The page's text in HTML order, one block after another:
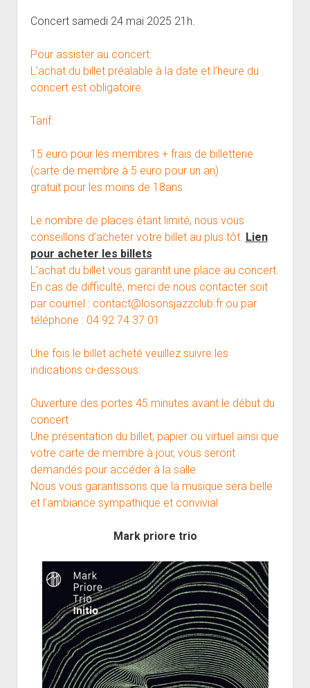
Rencontres départementales
Projection vidéos de jazz
Nos Equipements
Animer une soirée Jazz Club
Participer aux Jam Sessions
Tarifs
Réservation
Contact
Concert samedi 24 mai 2025 21h.
Pour assister au concert:
L’achat du billet préalable à la date et l’heure du
concert est obligatoire.
Tarif:
15 euro pour les membres + frais de billetterie
(carte de membre à 5 euro pour un an)
gratuit pour les moins de 18ans
Le nombre de places étant limité, nous vous
conseillons d’acheter votre billet au plus tôt. Lien
pour acheter les billets
L’achat du billet vous garantit une place au concert.
En cas de difficulté, merci de nous contacter soit
par courriel : contact@losonsjazzclub.fr ou par
téléphone : 04 92 74 37 01
Une fois le billet acheté veuillez suivre les
indications ci-dessous:
Ouverture des portes 45 minutes avant le début du
concert
Une présentation du billet, papier ou virtuel ainsi que
votre carte de membre à jour, vous seront
demandés pour accéder à la salle.
Nous vous garantissons que la musique sera belle
et l’ambiance sympathique et convivial
Mark priore trio